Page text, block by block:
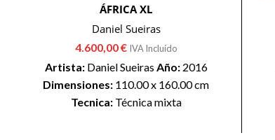
ÁFRICA XL
Daniel Sueiras
4.600,00€ IVA Incluído
Artista:Daniel Sueiras Año:2016
Dimensiones: 110.00 x 160.00 cm
Tecnica:Técnica mixta